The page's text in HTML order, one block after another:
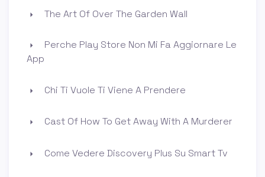
The Art Of Over The Garden Wall
Perche Play Store Non Mi Fa Aggiornare Le
App
Chi Ti Vuole Ti Viene A Prendere
Cast Of How To Get Away With A Murderer
Come Vedere Discovery Plus Su Smart Tv